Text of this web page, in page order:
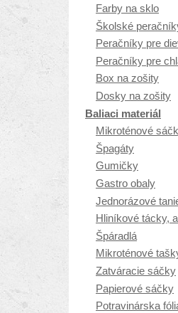
Farby na sklo
Školské
Peračníky pre
Peračníky pre
Box na zošity
Dosky na zošity
Baliaci materiál
Mikroténové
Špagáty
Gumičky
Gastro obaly
Jednorázové
Hliníkové tácky,
Špáradlá
Mikroténové
Zatváracie sáčky
Papierové sáčky
Potravinárska